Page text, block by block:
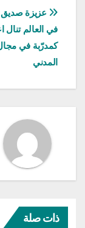
تصفّح
عزيزة
في العالم تنال
كمدرّبة في
المدني
ذات صلة